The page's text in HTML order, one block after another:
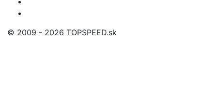
© 2009 - 2026 TOPSPEED.sk